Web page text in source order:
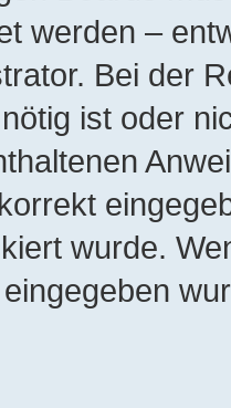
werden –
Bei der
ist oder
wurde.